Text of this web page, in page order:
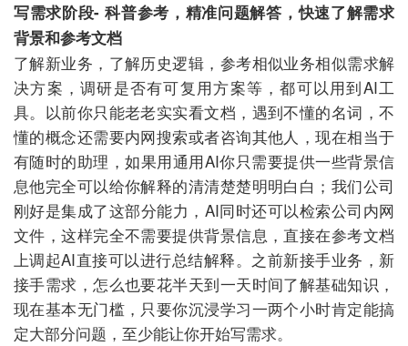
写需求阶段- 科普参考，精准问题解答，快速了解需求
背景和参考文档
了解新业务，了解历史逻辑，参考相似业务相似需求解
决方案，调研是否有可复用方案等，都可以用到AI工
具。以前你只能老老实实看文档，遇到不懂的名词，不
懂的概念还需要内网搜索或者咨询其他人，现在相当于
有随时的助理，如果用通用AI你只需要提供一些背景信
息他完全可以给你解释的清清楚楚明明白白；我们公司
刚好是集成了这部分能力，AI同时还可以检索公司内网
文件，这样完全不需要提供背景信息，直接在参考文档
上调起AI直接可以进行总结解释。之前新接手业务，新
接手需求，怎么也要花半天到一天时间了解基础知识，
现在基本无门槛，只要你沉浸学习一两个小时肯定能搞
定大部分问题，至少能让你开始写需求。